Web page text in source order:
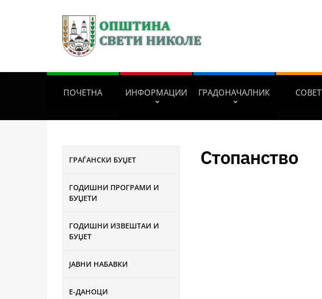
ПОЧЕТНА ИНФОРМАЦИИ ГРАДОНАЧАЛНИК СОВЕТ
ГРАЃАНСКИ БУЏЕТ
ГОДИШНИ ПРОГРАМИ И
БУЏЕТИ
ГОДИШНИ ИЗВЕШТАИ И
БУЏЕТ
ЈАВНИ НАБАВКИ
Е-ДАНОЦИ
Стопанство